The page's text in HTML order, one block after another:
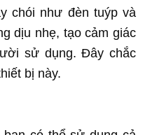
chói như đèn tuýp và
dịu nhẹ, tạo cảm giác
sử dụng. Đây chắc
bị này.